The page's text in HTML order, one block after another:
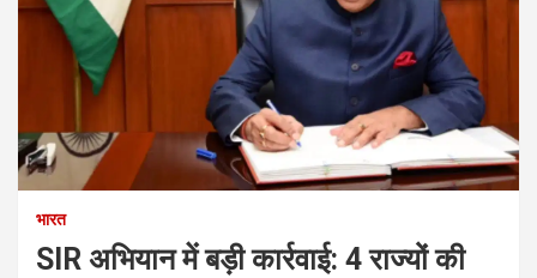
भारत
SIR अभियान में बड़ी कार्रवाई: 4 राज्यों की